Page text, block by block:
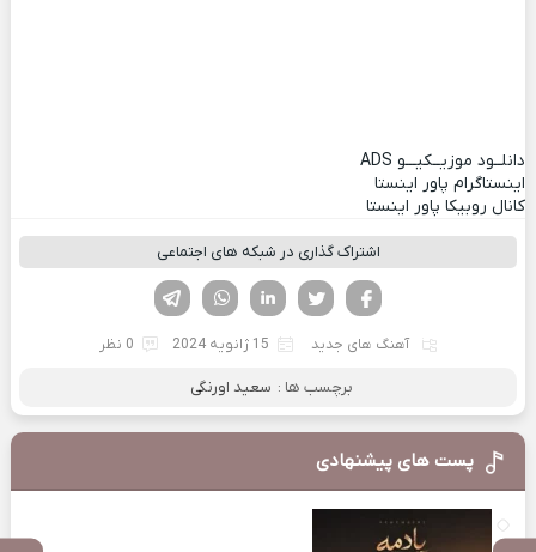
دانلــود موزیــکیـــو ADS
اینستاگرام پاور اینستا
کانال روبیکا پاور اینستا
اشتراک گذاری در شبکه های اجتماعی
لینکدین تویتر
فیسوک
آهنگ های جدید 15 ژانویه 2024 0 نظر
برچسب ها : سعید اورنگی
پست های پیشنهادی